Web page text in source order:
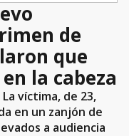
de
que
la cabeza
víctima, de 23,
en un zanjón de
a audiencia